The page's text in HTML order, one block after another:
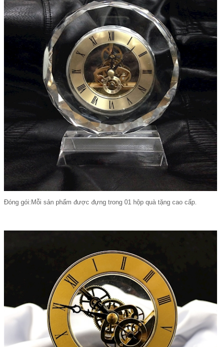
Đóng gói:Mỗi sản phẩm được đựng trong 01 hộp quà tặng cao cấp.